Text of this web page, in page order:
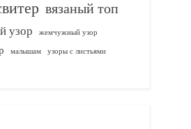
вязаный топ
узор жемчужный узор
малышам узоры с листьями